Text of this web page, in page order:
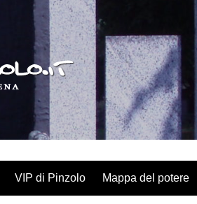
VIP di Pinzolo Mappa del potere